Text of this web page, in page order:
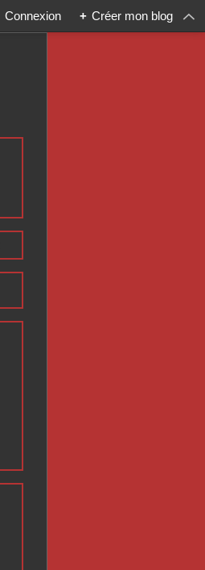
Connexion + Créer mon blog